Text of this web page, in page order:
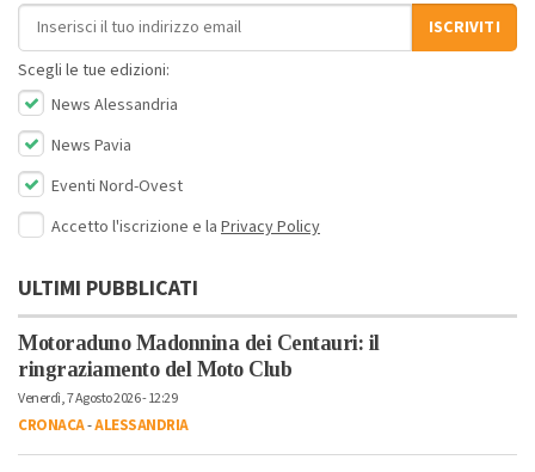
Indirizzo email
ISCRIVITI
Scegli le tue edizioni:
News Alessandria
News Pavia
Eventi Nord-Ovest
Accetto l'iscrizione e la Privacy Policy
ULTIMI PUBBLICATI
Motoraduno Madonnina dei Centauri: il
ringraziamento del Moto Club
Venerdì, 7 Agosto 2026 - 12:29
CRONACA-ALESSANDRIA